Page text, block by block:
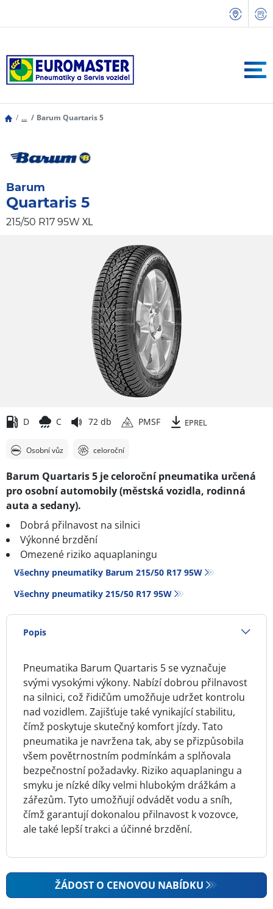
... Barum Quartaris 5
Barum
Quartaris 5
215/50 R17 95W XL
D C 72 db PMSF EPREL
Osobní vůz celoroční
Barum Quartaris 5 je celoroční pneumatika určená
pro osobní automobily (městská vozidla, rodinná
auta a sedany).
Dobrá přilnavost na silnici
Výkonné brzdění
Omezené riziko aquaplaningu
Všechny pneumatiky Barum 215/50 R17 95W
Všechny pneumatiky‎ 215/50 R17 95W
Popis
Pneumatika Barum Quartaris 5 se vyznačuje
svými vysokými výkony. Nabízí dobrou přilnavost
na silnici, což řidičům umožňuje udržet kontrolu
nad vozidlem. Zajišťuje také vynikající stabilitu,
čímž poskytuje skutečný komfort jízdy. Tato
pneumatika je navržena tak, aby se přizpůsobila
všem povětrnostním podmínkám a splňovala
bezpečnostní požadavky. Riziko aquaplaningu a
smyku je nízké díky velmi hlubokým drážkám a
zářezům. Tyto umožňují odvádět vodu a sníh,
čímž garantují dokonalou přilnavost k vozovce,
ale také lepší trakci a účinné brzdění.
ŽÁDOST O CENOVOU NABÍDKU